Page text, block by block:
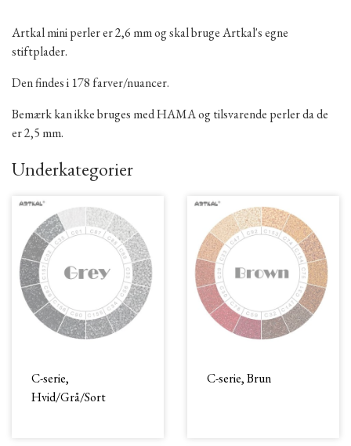
Artkal mini perler er 2,6 mm og skal bruge Artkal's egne
stiftplader.
Den findes i 178 farver/nuancer.
Bemærk kan ikke bruges med HAMA og tilsvarende perler da de
er 2,5 mm.
Underkategorier
C-serie,
Hvid/Grå/Sort
C-serie, Brun